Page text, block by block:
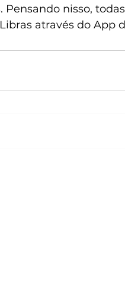
Pensando nisso,
através do App